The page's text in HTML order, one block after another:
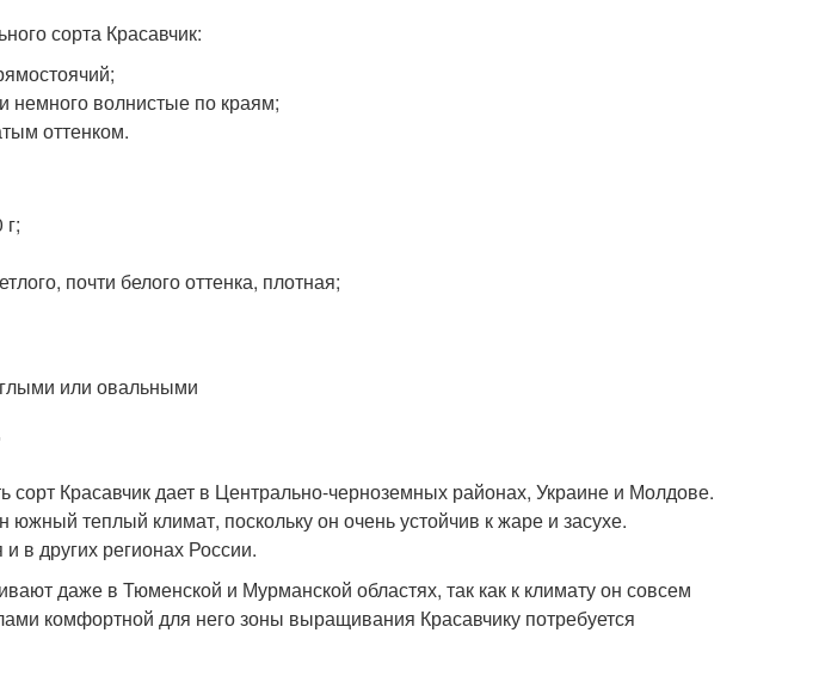
сорта Красавчик:
немного волнистые по краям;
оттенком.
почти белого оттенка, плотная;
или овальными
сорт Красавчик дает в Центрально-черноземных районах, Украине и Молдове.
южный теплый климат, поскольку он очень устойчив к жаре и засухе.
в других регионах России.
даже в Тюменской и Мурманской областях, так как к климату он совсем
комфортной для него зоны выращивания Красавчику потребуется